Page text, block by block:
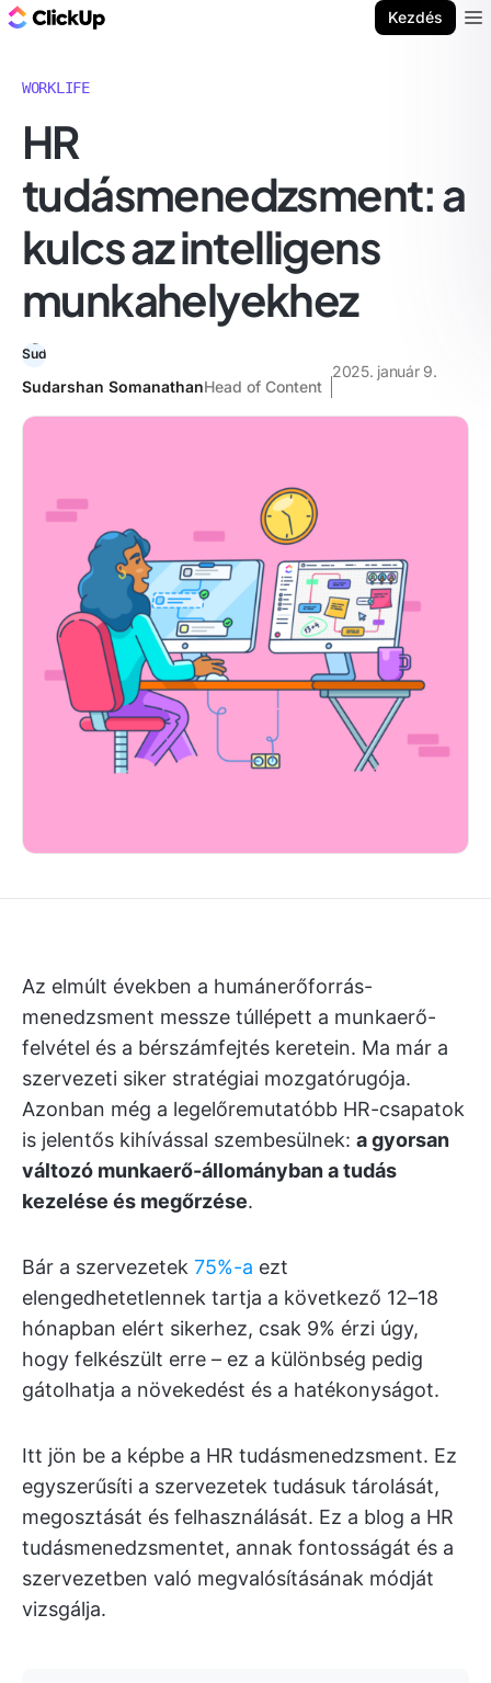
Kezdés
WORKLIFE
HR
tudásmenedzsment: a
kulcs az intelligens
munkahelyekhez
Sudarshan SomanathanHead of Content
2025. január 9.
Az elmúlt években a humánerőforrás-
menedzsment messze túllépett a munkaerő-
felvétel és a bérszámfejtés keretein. Ma már a
szervezeti siker stratégiai mozgatórugója.
Azonban még a legelőremutatóbb HR-csapatok
is jelentős kihívással szembesülnek: a gyorsan
változó munkaerő-állományban a tudás
kezelése és megőrzése.
Bár a szervezetek 75%-a ezt
elengedhetetlennek tartja a következő 12–18
hónapban elért sikerhez, csak 9% érzi úgy,
hogy felkészült erre – ez a különbség pedig
gátolhatja a növekedést és a hatékonyságot.
Itt jön be a képbe a HR tudásmenedzsment. Ez
egyszerűsíti a szervezetek tudásuk tárolását,
megosztását és felhasználását. Ez a blog a HR
tudásmenedzsmentet, annak fontosságát és a
szervezetben való megvalósításának módját
vizsgálja.